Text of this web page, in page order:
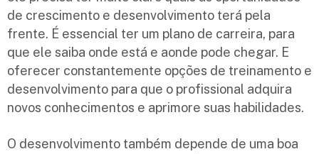
de crescimento e desenvolvimento terá pela
frente. É essencial ter um plano de carreira, para
que ele saiba onde está e aonde pode chegar. E
oferecer constantemente opções de treinamento e
desenvolvimento para que o profissional adquira
novos conhecimentos e aprimore suas habilidades.
O desenvolvimento também depende de uma boa